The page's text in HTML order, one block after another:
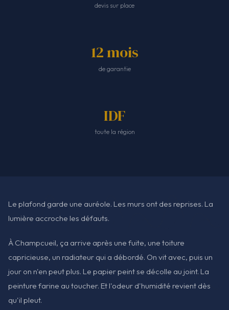
devis sur place
12 mois
de garantie
IDF
toute la région
Le plafond garde une auréole. Les murs ont des reprises. La
lumière accroche les défauts.
À Champcueil, ça arrive après une fuite, une toiture
capricieuse, un radiateur qui a débordé. On vit avec, puis un
jour on n'en peut plus. Le papier peint se décolle au joint. La
peinture farine au toucher. Et l'odeur d'humidité revient dès
qu'il pleut.